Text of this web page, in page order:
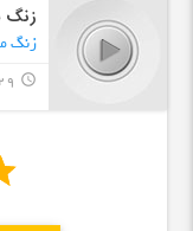
زنگ
زنگ
query_builder